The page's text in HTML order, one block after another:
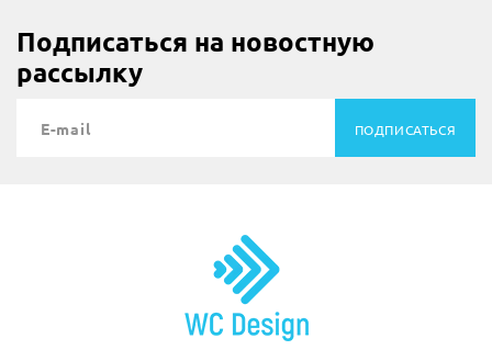
Подписаться на новостную
рассылку
ПОДПИСАТЬСЯ